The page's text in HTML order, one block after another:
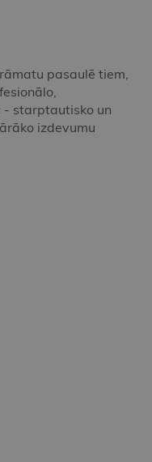
pasaulē tiem,
- starptautisko un
izdevumu